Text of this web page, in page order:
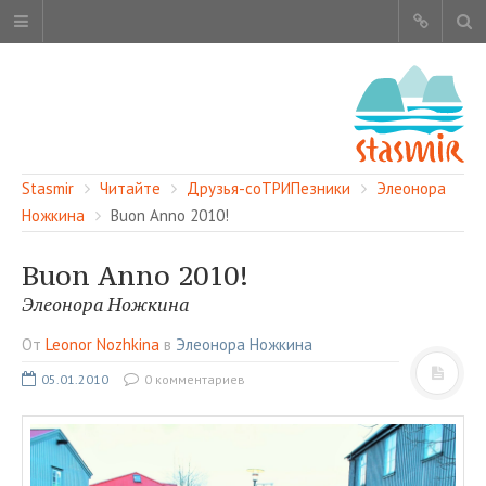
ЧИТАЙТЕ
СМОТРИТЕ
НАШИ УСЛУГИ
Stasmir Читайте Друзья-сoТРИПезники
Элеонора
Ножкина
Buon Anno 2010!
Buon Anno 2010!
Элеонора Ножкина
От Leonor Nozhkina в Элеонора Ножкина
05.01.2010 0 комментариев